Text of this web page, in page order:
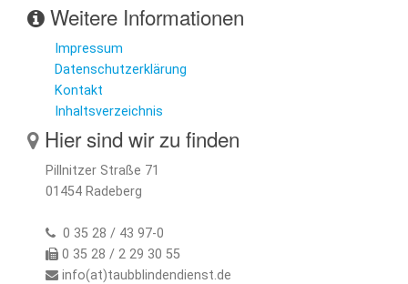
Weitere Informationen
Impressum
Datenschutzerklärung
Kontakt
Inhaltsverzeichnis
Hier sind wir zu finden
Pillnitzer Straße 71
01454 Radeberg
0 35 28 / 43 97-0
0 35 28 / 2 29 30 55
info(at)taubblindendienst.de